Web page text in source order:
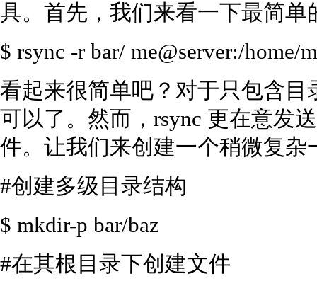
具。首先，我们来看一下最简单
$ rsync -r bar/ me@server:/home/
看起来很简单吧？对于只包含
可以了。然而，rsync 更在意发
件。让我们来创建一个稍微复
#创建多级目录结构
$ mkdir-p bar/baz
#在其根目录下创建文件